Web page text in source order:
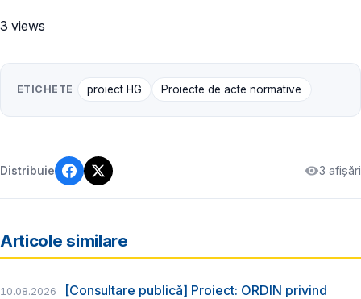
3 views
ETICHETE proiect HG Proiecte de acte normative
Distribuie 3 afișări
Articole similare
10.08.2026
[Consultare publică] Proiect: ORDIN privind